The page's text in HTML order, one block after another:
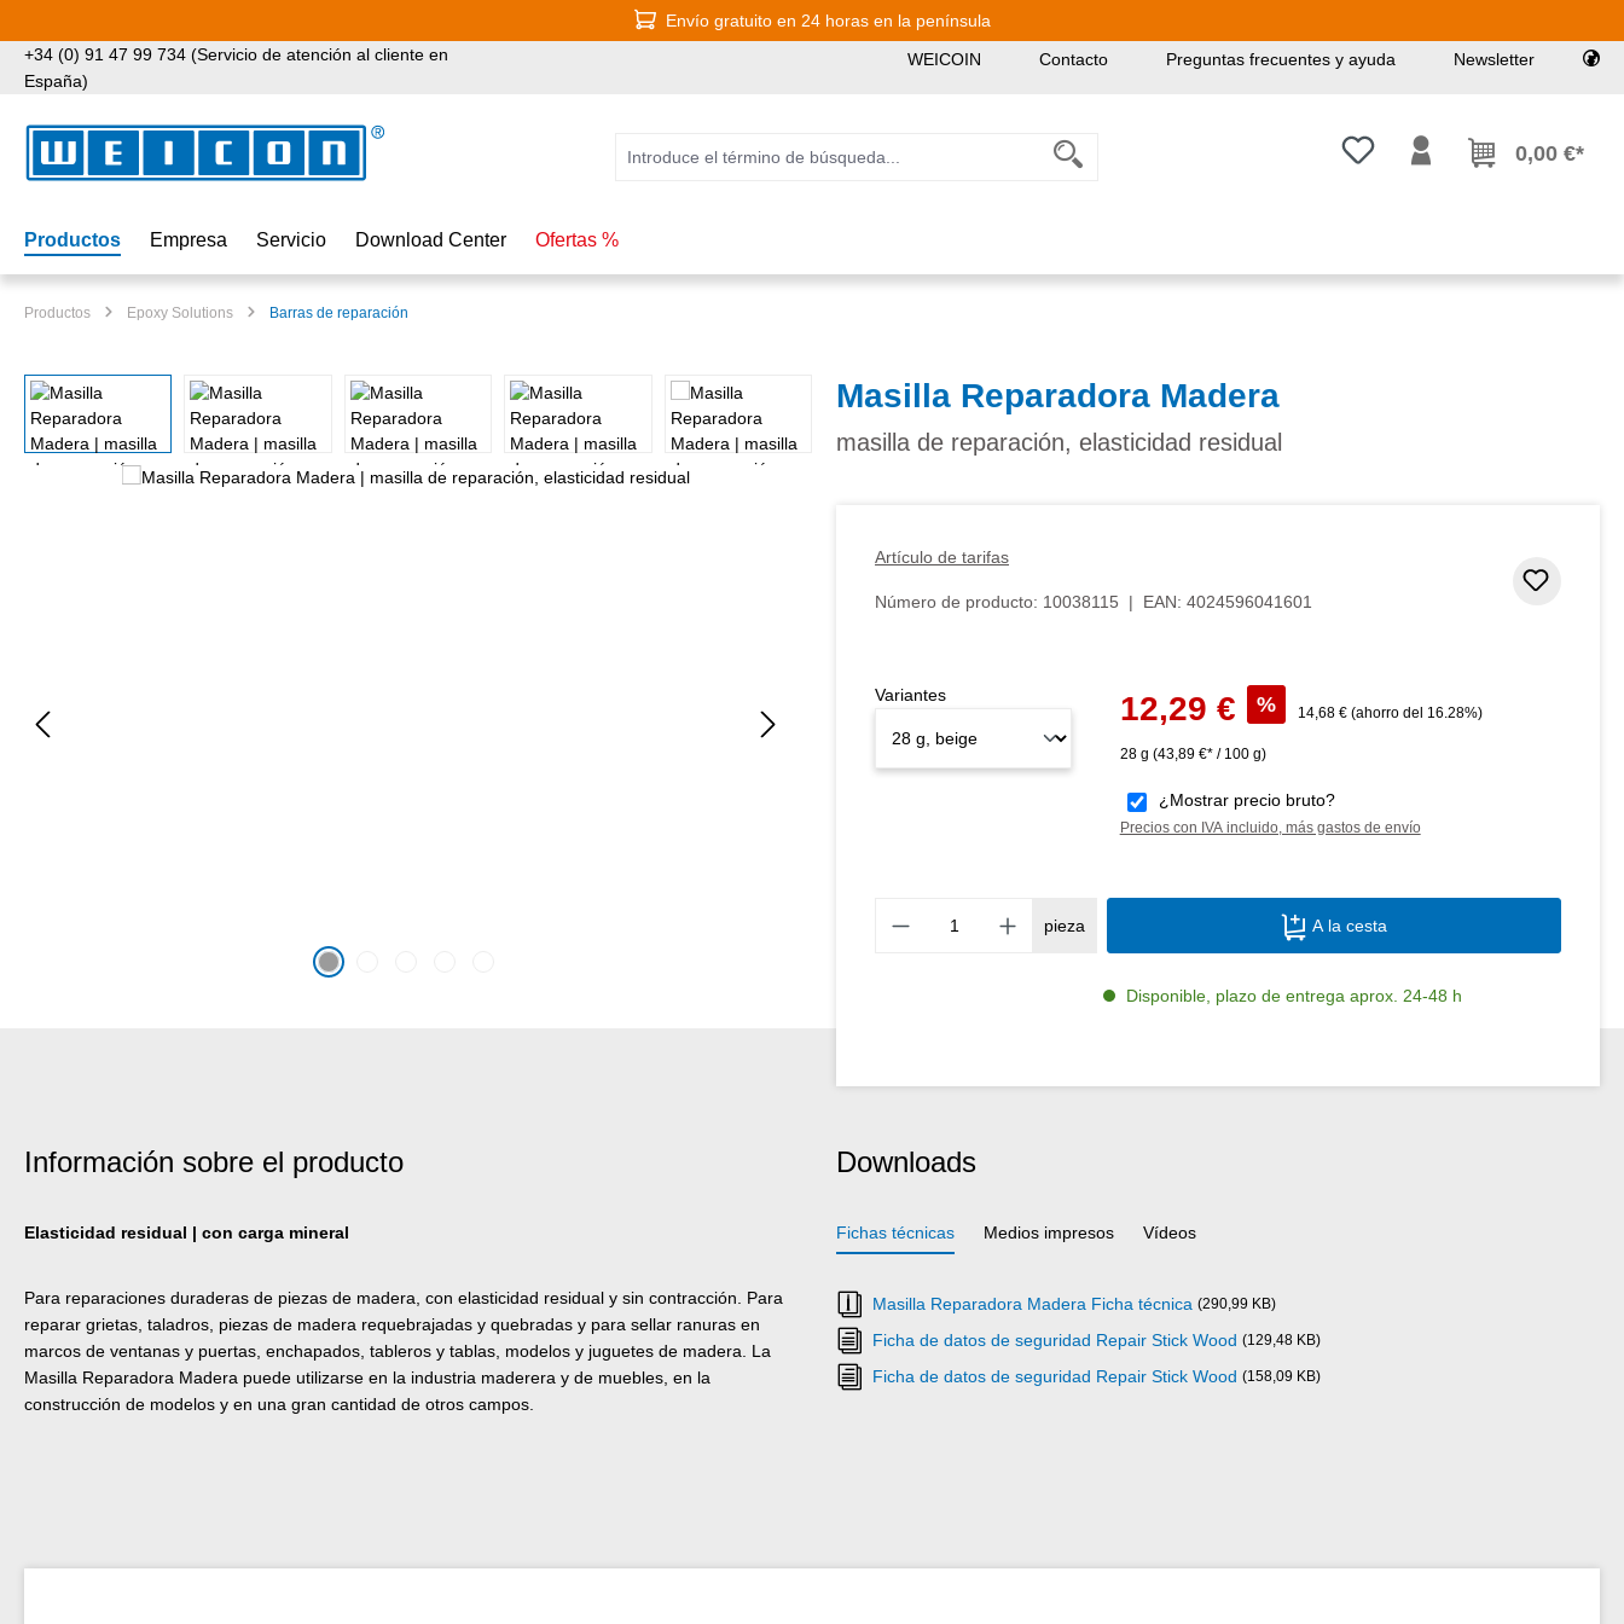
Envío gratuito en 24 horas en la península
+34 (0) 91 47 99 734 (Servicio de atención al cliente en
España)
WEICOIN Contacto Preguntas frecuentes y ayuda Newsletter
Tienes 0 artículos en tu lista de
0,00 €*
Productos Empresa Servicio Download Center Ofertas %
Productos Epoxy Solutions Barras de reparación
Omitir galería de imágenes Masilla Reparadora Madera
masilla de reparación, elasticidad residual
Artículo de tarifas
Número de producto: 10038115 | EAN: 4024596041601
Precio de venta:
12,29 € % Precio normal:
14,68 € (ahorro del 16.28%)
28 g (43,89 €* / 100 g)
¿Mostrar precio bruto?
Precios con IVA incluido, más gastos de envío
Variantes
Cantidad del producto: introduce la
pieza A la cesta
Disponible, plazo de entrega aprox. 24-48 h
Información sobre el producto
Elasticidad residual | con carga mineral
Para reparaciones duraderas de piezas de madera, con elasticidad residual y sin contracción. Para
reparar grietas, taladros, piezas de madera requebrajadas y quebradas y para sellar ranuras en
marcos de ventanas y puertas, enchapados, tableros y tablas, modelos y juguetes de madera. La
Masilla Reparadora Madera puede utilizarse en la industria maderera y de muebles, en la
construcción de modelos y en una gran cantidad de otros campos.
Downloads
Fichas técnicas Medios impresos Vídeos
Masilla Reparadora Madera Ficha técnica (290,99 KB)
Ficha de datos de seguridad Repair Stick Wood (129,48 KB)
Ficha de datos de seguridad Repair Stick Wood (158,09 KB)